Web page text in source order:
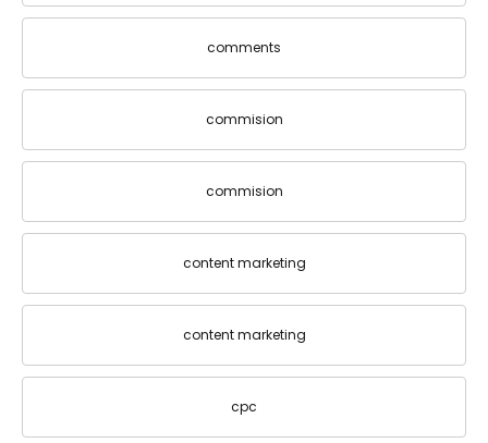
comments
commision
commision
content marketing
content marketing
cpc